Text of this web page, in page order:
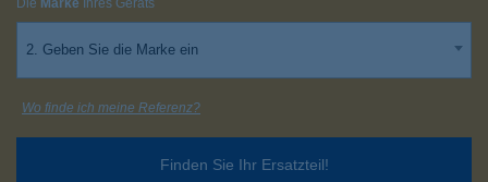
Die Marke Ihres Geräts
2. Geben Sie die Marke ein
Finden Sie Ihr Ersatzteil!
Wo finde ich meine Referenz?